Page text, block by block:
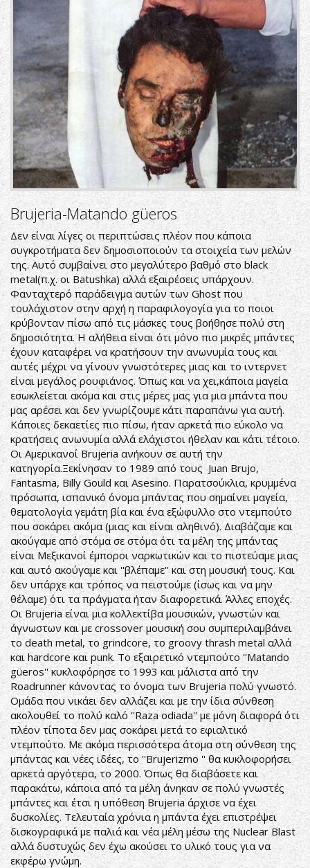
Brujeria-Matando güeros
Δεν είναι λίγες οι περιπτώσεις πλέον που κάποια
συγκροτήματα δεν δημοσιοποιούν τα στοιχεία των μελών
της. Αυτό συμβαίνει στο μεγαλύτερο βαθμό στο black
metal(π.χ. οι Batushka) αλλά εξαιρέσεις υπάρχουν.
Φανταχτερό παράδειγμα αυτών των Ghost που
τουλάχιστον στην αρχή η παραφιλογογία για το ποιοι
κρύβονταν πίσω από τις μάσκες τους βοήθησε πολύ στη
δημοσιότητα. Η αλήθεια είναι ότι μόνο πιο μικρές μπάντες
έχουν καταφέρει να κρατήσουν την ανωνυμία τους και
αυτές μέχρι να γίνουν γνωστότερες μιας και το ιντερνετ
είναι μεγάλος ρουφιάνος. Όπως και να χει,κάποια μαγεία
εσωκλείεται ακόμα και στις μέρες μας για μια μπάντα που
μας αρέσει και δεν γνωρίζουμε κάτι παραπάνω για αυτή.
Κάποιες δεκαετίες πιο πίσω, ήταν αρκετά πιο εύκολο να
κρατήσεις ανωνυμία αλλά ελάχιστοι ήθελαν και κάτι τέτοιο.
Οι Αμερικανοί Brujeria ανήκουν σε αυτή την
κατηγορία.Ξεκίνησαν το 1989 από τους Juan Brujo,
Fantasma, Billy Gould και Asesino. Παρατσούκλια, κρυμμένα
πρόσωπα, ισπανικό όνομα μπάντας που σημαίνει μαγεία,
θεματολογία γεμάτη βία και ένα εξώφυλλο στο ντεμπούτο
που σοκάρει ακόμα (μιας και είναι αληθινό). Διαβάζαμε και
ακούγαμε από στόμα σε στόμα ότι τα μέλη της μπάντας
είναι Μεξικανοί έμποροι ναρκωτικών και το πιστεύαμε μιας
και αυτό ακούγαμε και ''βλέπαμε'' και στη μουσική τους. Και
δεν υπάρχε και τρόπος να πειστούμε (ίσως και να μην
θέλαμε) ότι τα πράγματα ήταν διαφορετικά. Άλλες εποχές.
Οι Brujeria είναι μια κολλεκτίβα μουσικών, γνωστών και
άγνωστων και με crossover μουσική σου συμπεριλαμβάνει
το death metal, το grindcore, το groovy thrash metal αλλά
και hardcore και punk. Το εξαιρετικό ντεμπούτο ''Matando
güeros'' κυκλοφόρησε το 1993 και μάλιστα από την
Roadrunner κάνοντας το όνομα των Brujeria πολύ γνωστό.
Ομάδα που νικάει δεν αλλάζει και με την ίδια σύνθεση
ακολουθεί το πολύ καλό ''Raza odiada'' με μόνη διαφορά ότι
πλέον τίποτα δεν μας σοκάρει μετά το εφιαλτικό
ντεμπούτο. Με ακόμα περισσότερα άτομα στη σύνθεση της
μπάντας και νέες ιδέες, το ''Brujerizmo '' θα κυκλοφορήσει
αρκετά αργότερα, το 2000. Όπως θα διαβάσετε και
παρακάτω, κάποια από τα μέλη άνηκαν σε πολύ γνωστές
μπάντες και έτσι η υπόθεση Brujeria άρχισε να έχει
δυσκολίες. Τελευταία χρόνια η μπάντα έχει επιστρέψει
δισκογραφικά με παλιά και νέα μέλη μέσω της Nuclear Blast
αλλά δυστυχώς δεν έχω ακούσει το υλικό τους για να
εκφέρω γνώμη.